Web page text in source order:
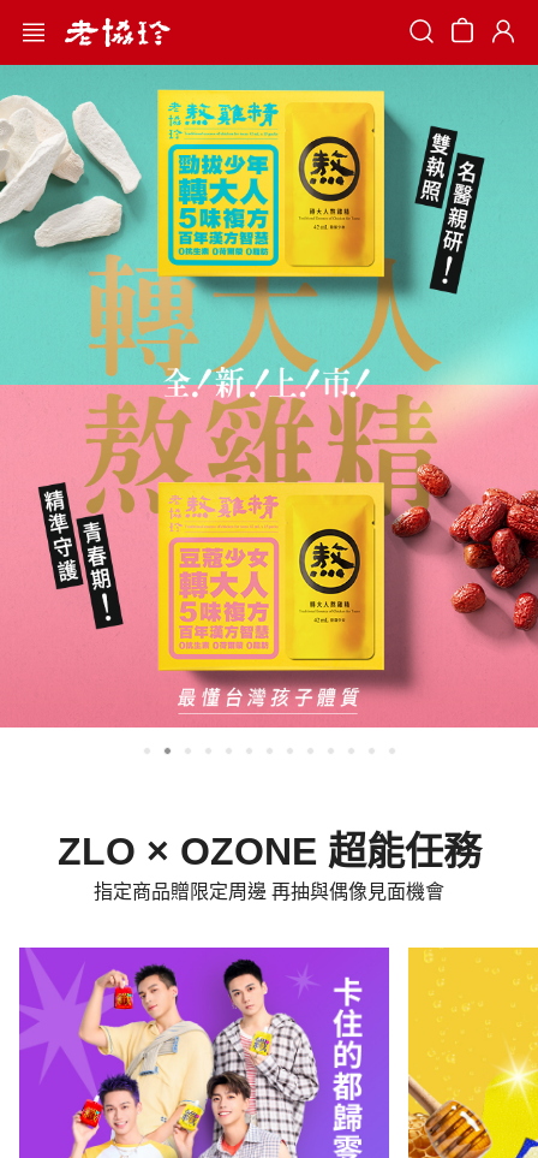
Search
ZLO × OZONE 超能任務
指定商品贈限定周邊 再抽與偶像見面機會